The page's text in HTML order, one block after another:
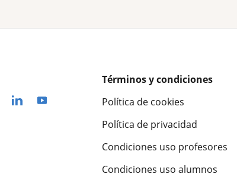
Términos y condiciones
Política de cookies
Política de privacidad
Condiciones uso profesores
Condiciones uso alumnos